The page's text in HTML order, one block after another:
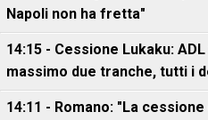
Napoli non ha fretta"
14:15 - Cessione Lukaku:
massimo due tranche, tutti i
14:11 - Romano: "La